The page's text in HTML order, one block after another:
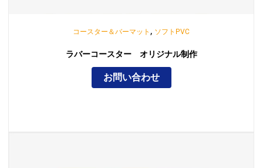
コースター＆バーマット , ソフトPVC
ラバーコースター オリジナル制作
お問い合わせ